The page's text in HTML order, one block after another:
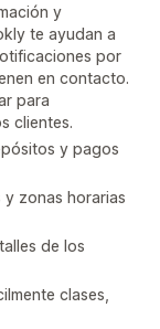
y
te ayudan a
por
en contacto.
para
clientes.
y pagos
zonas horarias
de los
clases,